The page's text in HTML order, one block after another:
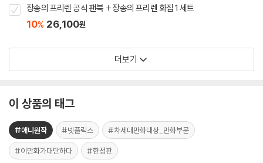
장송의 프리렌 공식 팬북 + 장송의 프리렌 화집 1 세트
10% 26,100원
더보기
이 상품의 태그
#애니원작 #넷플릭스 #차세대만화대상_만화부문
#이만화가대단하다 #한정판